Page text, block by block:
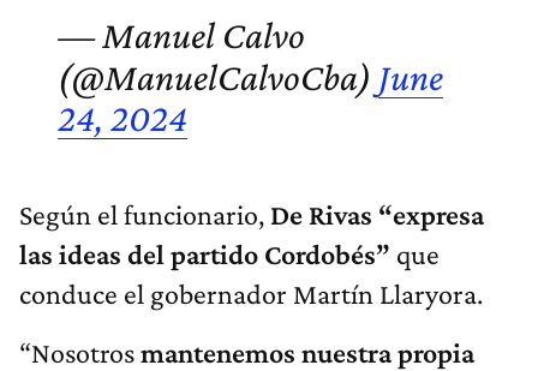
— Manuel Calvo
(@ManuelCalvoCba) June
24, 2024
Según el funcionario, De Rivas “expresa
las ideas del partido Cordobés” que
conduce el gobernador Martín Llaryora.
“Nosotrosmantenemos nuestra propia